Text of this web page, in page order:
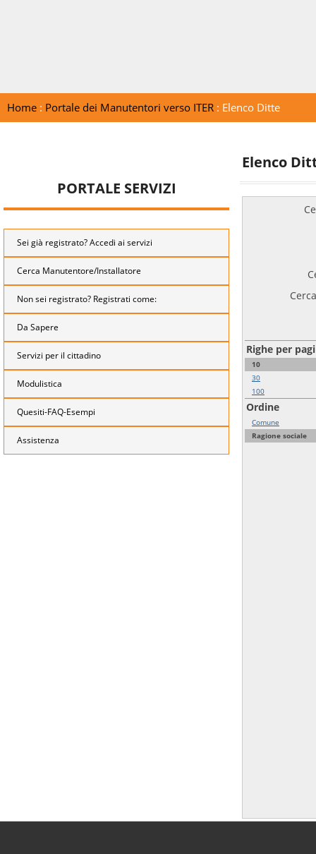
Home: Portale dei Manutentori verso ITER: Elenco Ditte
PORTALE SERVIZI
Sei già registrato? Accedi ai servizi
Cerca Manutentore/Installatore
Non sei registrato? Registrati come:
Da Sapere
Servizi per il cittadino
Modulistica
Quesiti-FAQ-Esempi
Assistenza
Elenco
Righe per
10
30
100
Ordine
Comune
Ragione sociale